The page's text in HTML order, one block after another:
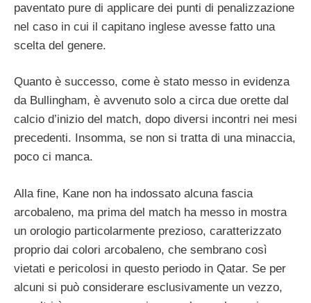
paventato pure di applicare dei punti di penalizzazione
nel caso in cui il capitano inglese avesse fatto una
scelta del genere.
Quanto è successo, come è stato messo in evidenza
da Bullingham, è avvenuto solo a circa due orette dal
calcio d’inizio del match, dopo diversi incontri nei mesi
precedenti. Insomma, se non si tratta di una minaccia,
poco ci manca.
Alla fine, Kane non ha indossato alcuna fascia
arcobaleno, ma prima del match ha messo in mostra
un orologio particolarmente prezioso, caratterizzato
proprio dai colori arcobaleno, che sembrano così
vietati e pericolosi in questo periodo in Qatar. Se per
alcuni si può considerare esclusivamente un vezzo,